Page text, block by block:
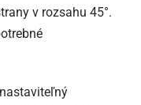
v rozsahu 45°.